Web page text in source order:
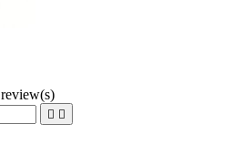
review(s)
 